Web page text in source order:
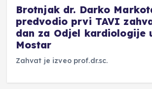
Brotnjak dr. Darko
predvodio prvi TAVI
dan za Odjel kardiologije
Mostar
Zahvat je izveo prof.dr.sc.